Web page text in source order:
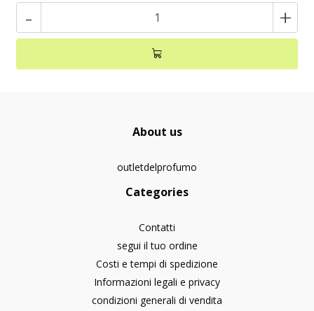
- +
About us
outletdelprofumo
Categories
Contatti
segui il tuo ordine
Costi e tempi di spedizione
Informazioni legali e privacy
condizioni generali di vendita